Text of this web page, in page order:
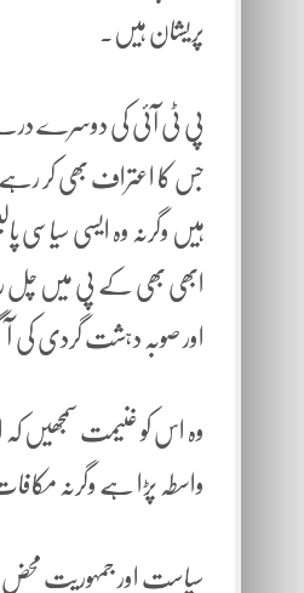
پریشان ہیں۔
پی ٹی آئی کی دوسرے
جس کا اعتراف بھی کر رہے
ہیں وگرنہ وہ ایسی سیاسی
ابھی بھی کے پی میں چل
اور صوبہ دہشت گردی کی
وہ اس کو غنیمت سمجھیں
واسطہ پڑا ہے وگرنہ
سیاست اور جمہوریت محض